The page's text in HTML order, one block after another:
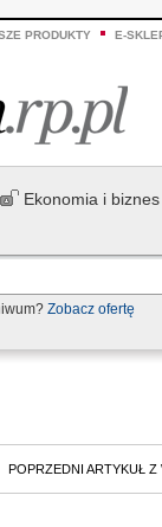
PRODUKTY E-
Ekonomia i biznes
Zobacz ofertę
POPRZEDNI ARTYKUŁ Z